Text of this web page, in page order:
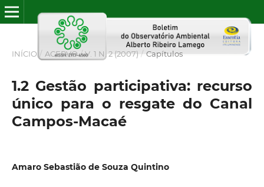
INÍCIO / ACERVO / V. 1 N. 2 (2007) / Capítulos
1.2 Gestão participativa: recurso
único para o resgate do Canal
Campos-Macaé
Amaro Sebastião de Souza Quintino